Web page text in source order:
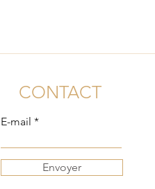
CONTACT
E-mail
Envoyer